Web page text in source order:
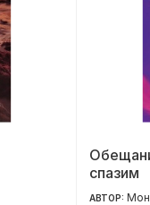
спазим
АВТОР: